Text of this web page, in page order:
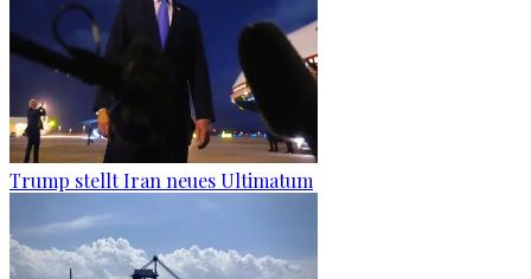
Trump stellt Iran neues Ultimatum